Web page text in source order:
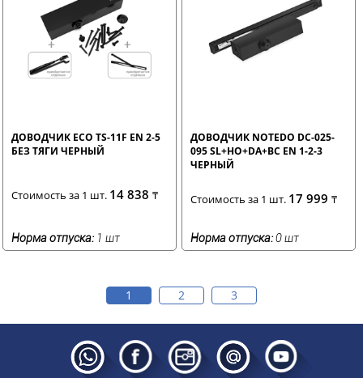
ДОВОДЧИК ECO TS-11F EN 2-5
БЕЗ ТЯГИ ЧЕРНЫЙ
Стоимость за 1 шт. 14 838 ₸
Норма отпуска: 1 шт
ДОВОДЧИК NOTEDO DC-025-
095 SL+HO+DA+BC EN 1-2-3
ЧЕРНЫЙ
Стоимость за 1 шт. 17 999₸
Норма отпуска:0 шт
1 2 3